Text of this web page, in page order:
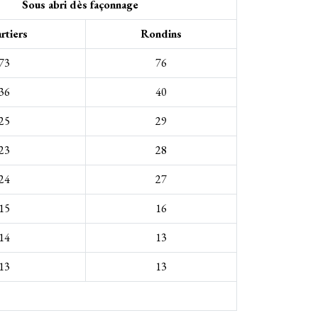
Sous abri dès façonnage
Rondins
76
40
29
28
27
16
13
13